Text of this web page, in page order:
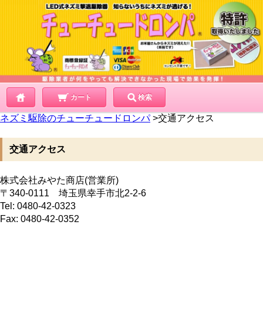
カート 検索
ネズミ駆除のチューチュードロンパ>交通アクセス
交通アクセス
株式会社みやた商店(営業所)
〒340-0111 埼玉県幸手市北2-2-6
Tel: 0480-42-0323
Fax: 0480-42-0352